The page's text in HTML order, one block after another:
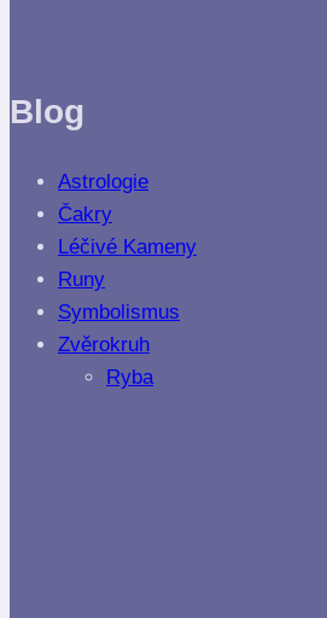
Blog
Astrologie
Čakry
Léčivé Kameny
Runy
Symbolismus
Zvěrokruh
Ryba